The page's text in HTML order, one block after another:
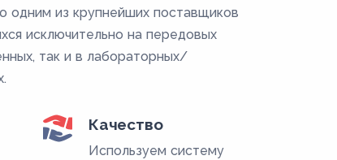
одним из крупнейших поставщиков
исключительно на передовых
так и в лабораторных/
Качество
Используем систему